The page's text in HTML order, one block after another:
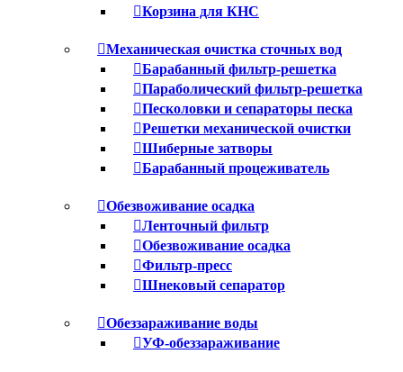
Корзина для КНС
Механическая очистка сточных вод
Барабанный фильтр-решетка
Параболический фильтр-решетка
Песколовки и сепараторы песка
Решетки механической очистки
Шиберные затворы
Барабанный процеживатель
Обезвоживание осадка
Ленточный фильтр
Обезвоживание осадка
Фильтр-пресс
Шнековый сепаратор
Обеззараживание воды
УФ-обеззараживание